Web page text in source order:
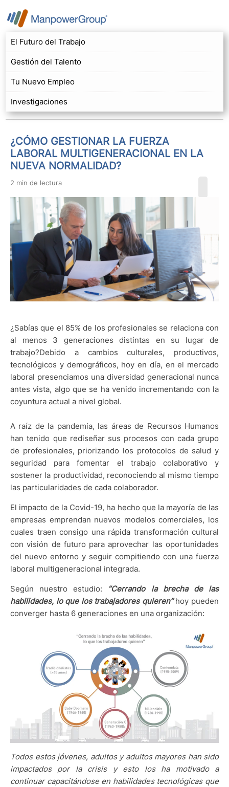
El Futuro del Trabajo
Gestión del Talento
Tu Nuevo Empleo
Investigaciones
¿CÓMO GESTIONAR LA FUERZA
LABORAL MULTIGENERACIONAL EN LA
NUEVA NORMALIDAD?
2 min de lectura
¿Sabías que el 85% de los profesionales se relaciona con
al menos 3 generaciones distintas en su lugar de
trabajo?Debido a cambios culturales, productivos,
tecnológicos y demográficos, hoy en día, en el mercado
laboral presenciamos una diversidad generacional nunca
antes vista, algo que se ha venido incrementando con la
coyuntura actual a nivel global.
A raíz de la pandemia, las áreas de Recursos Humanos
han tenido que rediseñar sus procesos con cada grupo
de profesionales, priorizando los protocolos de salud y
seguridad para fomentar el trabajo colaborativo y
sostener la productividad, reconociendo al mismo tiempo
las particularidades de cada colaborador.
El impacto de la Covid-19, ha hecho que la mayoría de las
empresas emprendan nuevos modelos comerciales, los
cuales traen consigo una rápida transformación cultural
con visión de futuro para aprovechar las oportunidades
del nuevo entorno y seguir compitiendo con una fuerza
laboral multigeneracional integrada.
Según nuestro estudio: “Cerrando la brecha de las
habilidades, lo que los trabajadores quieren”hoy pueden
converger hasta 6 generaciones en una organización:
Todos estos jóvenes, adultos y adultos mayores han sido
impactados por la crisis y esto los ha motivado a
continuar capacitándose en habilidades tecnológicas que